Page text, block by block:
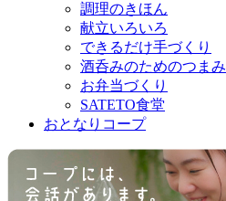
調理のきほん
献立いろいろ
できるだけ手づくり
酒呑みのためのつまみ
お弁当づくり
SATETO食堂
おとなりコープ